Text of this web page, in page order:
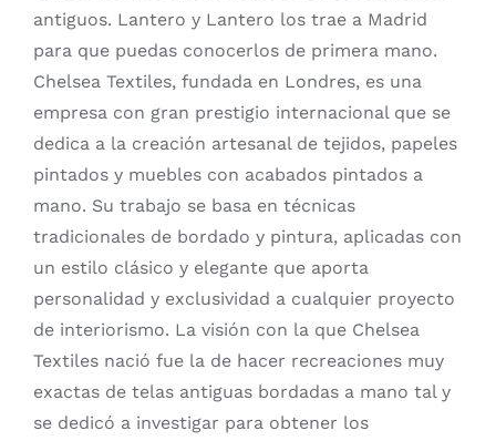
antiguos. Lantero y Lantero los trae a Madrid
para que puedas conocerlos de primera mano.
Chelsea Textiles, fundada en Londres, es una
empresa con gran prestigio internacional que se
dedica a la creación artesanal de tejidos, papeles
pintados y muebles con acabados pintados a
mano. Su trabajo se basa en técnicas
tradicionales de bordado y pintura, aplicadas con
un estilo clásico y elegante que aporta
personalidad y exclusividad a cualquier proyecto
de interiorismo. La visión con la que Chelsea
Textiles nació fue la de hacer recreaciones muy
exactas de telas antiguas bordadas a mano tal y
se dedicó a investigar para obtener los